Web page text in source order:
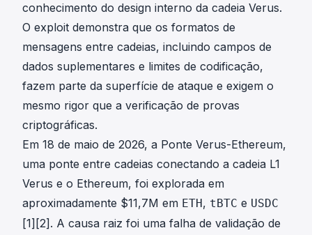
conhecimento do design interno da cadeia Verus.
O exploit demonstra que os formatos de
mensagens entre cadeias, incluindo campos de
dados suplementares e limites de codificação,
fazem parte da superfície de ataque e exigem o
mesmo rigor que a verificação de provas
criptográficas.
Em 18 de maio de 2026, a Ponte Verus-Ethereum,
uma ponte entre cadeias conectando a cadeia L1
Verus e o Ethereum, foi explorada em
aproximadamente $11,7M em ETH, tBTC e USDC
[1] [2] . A causa raiz foi uma falha de validação de